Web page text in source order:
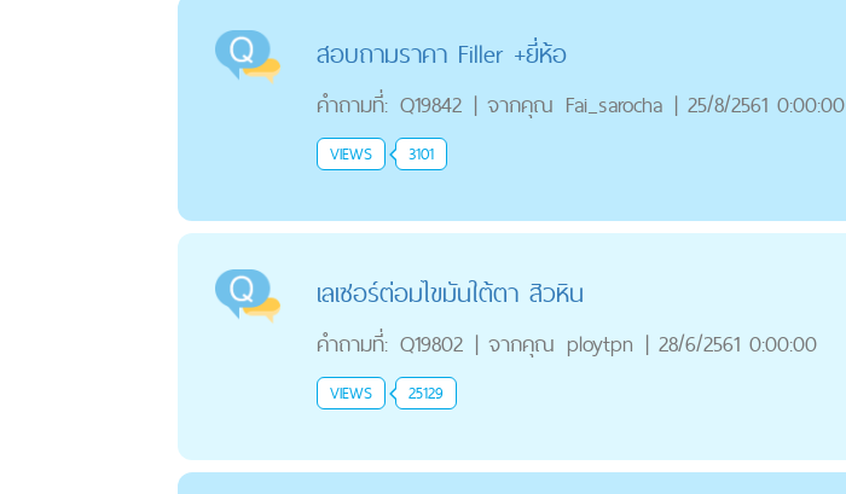
สอบถามราคา Filler +ยี่ห้อ
คำถามที่: Q19842 | จากคุณ Fai_sarocha | 25/8/2561 0:00:00
VIEWS 3101
เลเซอร์ต่อมไขมันใต้ตา สิวหิน
คำถามที่: Q19802 | จากคุณ ploytpn | 28/6/2561 0:00:00
VIEWS 25129